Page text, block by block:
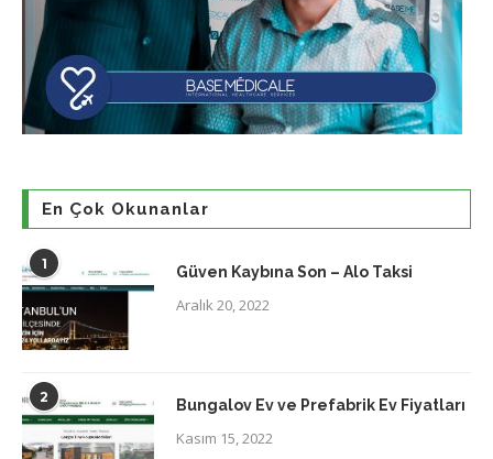
En Çok Okunanlar
1 Güven Kaybına Son – Alo Taksi
Aralık 20, 2022
2 Bungalov Ev ve Prefabrik Ev Fiyatları
Kasım 15, 2022